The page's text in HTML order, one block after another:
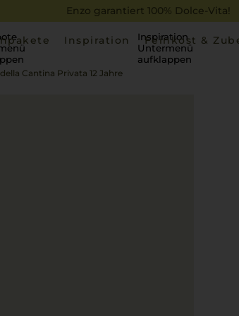
Enzo garantiert 100% Dolce-Vita!
Inspiration
Inspiration
Untermenü
aufklappen
Feinkost &
Cantina Privata 12 Jahre